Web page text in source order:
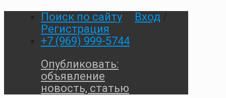
Поиск по сайту Вход
Регистрация
+7 (969) 999-5744
Опубликовать:
объявление
новость, статью